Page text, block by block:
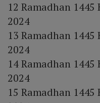
12 Ramadhan
2024
13 Ramadhan
2024
14 Ramadhan
2024
15 Ramadhan